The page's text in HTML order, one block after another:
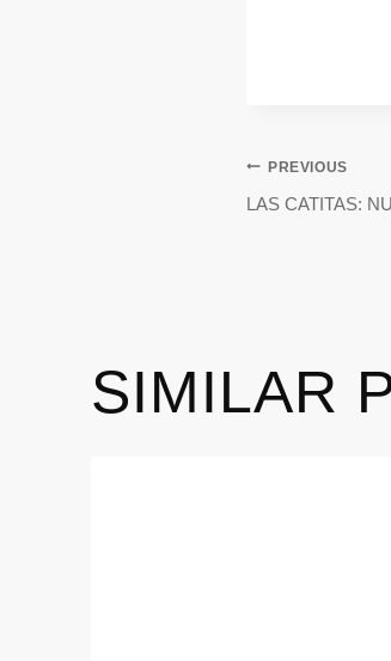
PREVIOUS
LAS CATITAS:
SIMILAR